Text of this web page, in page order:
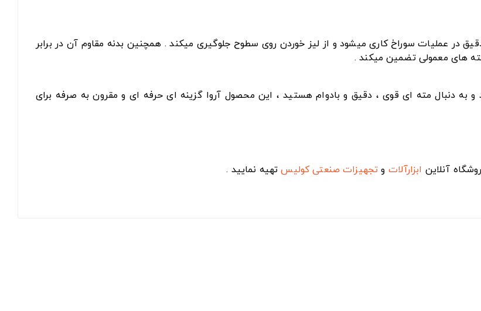
در عملیات سوراخ کاری میشود و از لیز خوردن روی سطوح جلوگیری میکند . همچنین بدنه مقاوم آن در برابر
های معمولی تضمین میکند .
و به دنبال مته ای قوی ، دقیق و بادوام هستید ، این محصول آروا گزینه ای حرفه ای و مقرون به صرفه برای
آنلاین ابزارآلات و تجهیزات صنعتی کولیستهیه نمایید .